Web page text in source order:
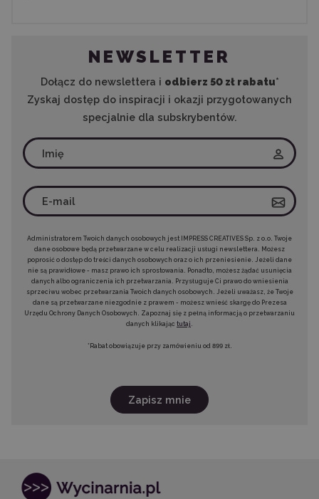
NEWSLETTER
Dołącz do newslettera i odbierz 50 zł rabatu*
Zyskaj dostęp do inspiracji i okazji przygotowanych
specjalnie dla subskrybentów.
Administratorem Twoich danych osobowych jest IMPRESS CREATIVES Sp. z o.o. Twoje
dane osobowe będą przetwarzane w celu realizacji usługi newslettera. Możesz
poprosić o dostęp do treści danych osobowych oraz o ich przeniesienie. Jeżeli dane
nie są prawidłowe - masz prawo ich sprostowania. Ponadto, możesz żądać usunięcia
danych albo ograniczenia ich przetwarzania. Przysługuje Ci prawo do wniesienia
sprzeciwu wobec przetwarzania Twoich danych osobowych. Jeżeli uważasz, że Twoje
dane są przetwarzane niezgodnie z prawem - możesz wnieść skargę do Prezesa
Urzędu Ochrony Danych Osobowych. Zapoznaj się z pełną informacją o przetwarzaniu
danych klikając tutaj .
*Rabat obowiązuje przy zamówieniu od 899 zł.
Zapisz mnie